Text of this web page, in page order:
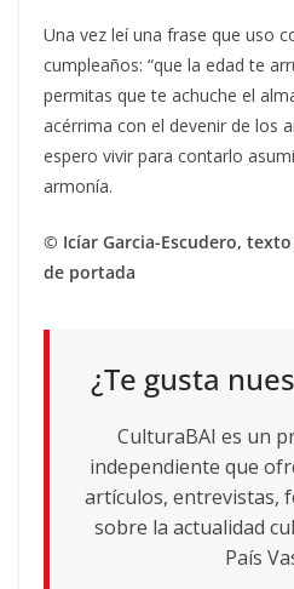
Una vez leí una frase que uso
cumpleaños: “que la edad te
permitas que te achuche el
acérrima con el devenir de los
espero vivir para contarlo
armonía.
© Icíar Garcia-Escudero,
de portada
¿Te gusta
CulturaBAI es un
independiente que
artículos, entrevistas,
sobre la actualidad
País